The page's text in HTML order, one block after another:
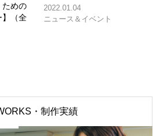
めの
】（全
2022.01.04
ニュース＆イベント
・制作実績